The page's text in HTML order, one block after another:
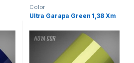
Color
Ultra Garapa Green 1,38 Xm